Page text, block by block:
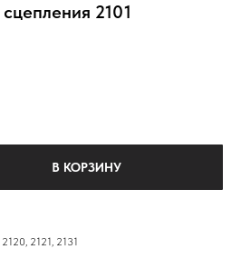
2101
В КОРЗИНУ
2121, 2131